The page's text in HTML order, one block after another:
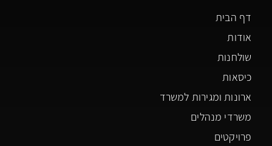
דף הבית
אודות
שולחנות
כיסאות
ארונות ומגירות למשרד
משרדי מנהלים
פרויקטים